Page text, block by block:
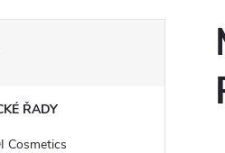
ŘADY
Cosmetics